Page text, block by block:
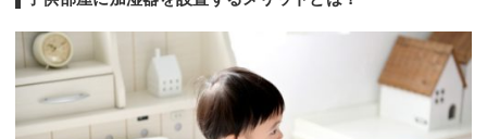
その他機能
自動運転
チャイルドロック
-
チャイルドロック